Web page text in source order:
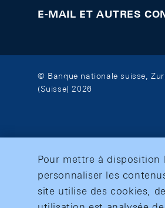
E-MAIL ET AUTRES
© Banque nationale suisse,
(Suisse) 2026
Pour mettre à disposition
personnaliser les
site utilise des cookies,